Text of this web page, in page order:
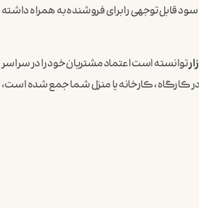
قابل‌توجهی را برای فروشنده به همراه داشته
توانسته است اعتماد مشتریان خود را در سراسر
در کارگاه، کارخانه یا منزل شما جمع شده است،